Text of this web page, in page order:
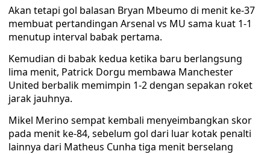
Akan tetapi gol balasan Bryan Mbeumo di menit ke-37
membuat pertandingan Arsenal vs MU sama kuat 1-1
menutup interval babak pertama.
Kemudian di babak kedua ketika baru berlangsung
lima menit, Patrick Dorgu membawa Manchester
United berbalik memimpin 1-2 dengan sepakan roket
jarak jauhnya.
Mikel Merino sempat kembali menyeimbangkan skor
pada menit ke-84, sebelum gol dari luar kotak penalti
lainnya dari Matheus Cunha tiga menit berselang